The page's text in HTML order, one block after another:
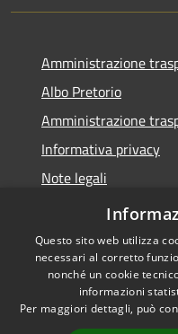
Amministrazione
Albo Pretorio
Amministrazione
Informativa privacy
Note legali
Dichiarazione di
Accessibilità
Questo sito web utilizza
necessari al corretto
nonché un cookie
informazioni
Per maggiori dettagli, può